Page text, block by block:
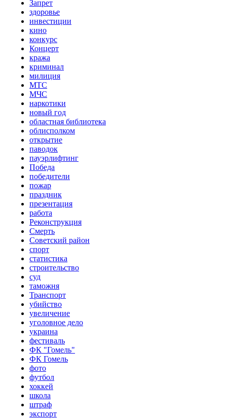
Запрет
здоровье
инвестиции
кино
конкурс
Концерт
кража
криминал
милиция
МТС
МЧС
наркотики
новый год
областная библиотека
облисполком
открытие
паводок
пауэрлифтинг
Победа
победители
пожар
праздник
презентация
работа
Реконструкция
Смерть
Советский район
спорт
статистика
строительство
суд
таможня
Транспорт
убийство
увеличение
уголовное дело
украина
фестиваль
ФК "Гомель"
ФК Гомель
фото
футбол
хоккей
школа
штраф
экспорт